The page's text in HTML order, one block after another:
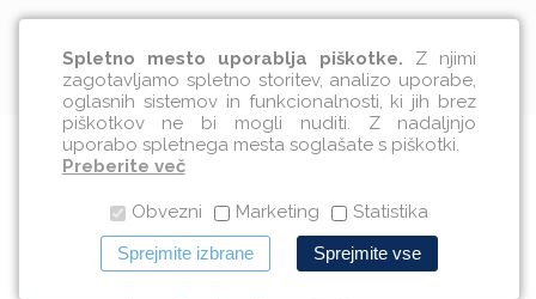
Slovenščina
Ivo svojo zgodbo predal
dijakom Srednje gozdarske in
Spletno mesto uporablja piškotke. Z njimi
zagotavljamo spletno storitev, analizo uporabe,
oglasnih sistemov in funkcionalnosti, ki jih brez
piškotkov ne bi mogli nuditi. Z nadaljnjo
uporabo spletnega mesta soglašate s piškotki.
Preberite več
Obvezni Marketing Statistika
Sprejmite izbrane Sprejmite vse